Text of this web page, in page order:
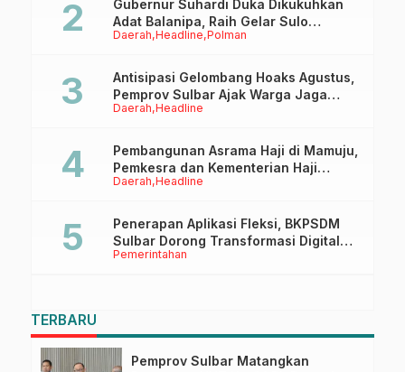
Daerah Headline Polman
Gubernur Suhardi Duka Dikukuhkan
Adat Balanipa, Raih Gelar Sulo
Tappidena
Daerah Headline
Antisipasi Gelombang Hoaks Agustus,
Pemprov Sulbar Ajak Warga Jaga
Ruang Digital
Daerah Headline
Pembangunan Asrama Haji di Mamuju,
Pemkesra dan Kementerian Haji
Sulbar Tinjau Lokasi
Pemerintahan
Penerapan Aplikasi Fleksi, BKPSDM
Sulbar Dorong Transformasi Digital
Sistem Kehadiran ASN
TERBARU
Pemprov Sulbar Matangkan